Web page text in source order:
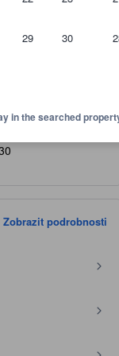
29 30
in the searched
Zobrazit podrobnosti